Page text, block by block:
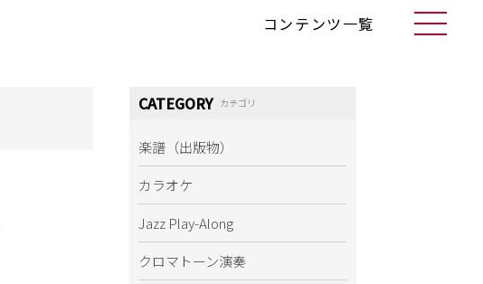
コンテンツ一覧
CATEGORY カテゴリ
楽譜（出版物）
カラオケ
Jazz Play-Along
クロマトーン演奏